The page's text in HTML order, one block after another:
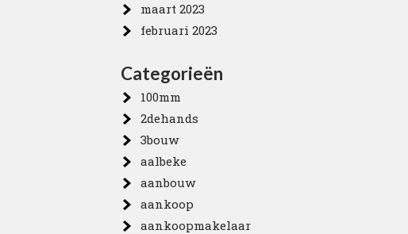
maart 2023
februari 2023
Categorieën
100mm
2dehands
3bouw
aalbeke
aanbouw
aankoop
aankoopmakelaar